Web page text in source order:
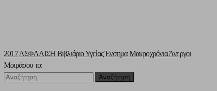
2017ΑΣΦΑΛΙΣΗ Βιβλιάριο ΥγείαςΈνσημα Μακροχρόνια Άνεργοι
Μοιράσου το:
Αναζήτηση